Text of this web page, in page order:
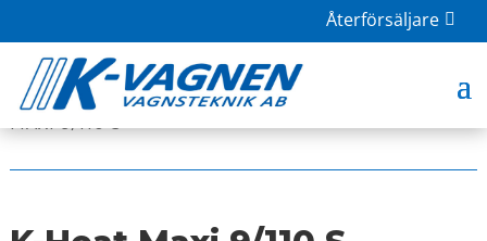
Återförsäljare
HOME | BUTIK|OGRÄSBEKÄMPNING
MAXI 9/110 S